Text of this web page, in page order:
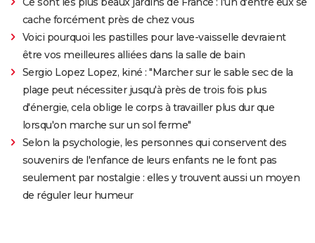
cache forcément près de chez vous
Voici pourquoi les pastilles pour lave-vaisselle devraient
être vos meilleures alliées dans la salle de bain
Sergio Lopez Lopez, kiné : "Marcher sur le sable sec de la
plage peut nécessiter jusqu'à près de trois fois plus
d'énergie, cela oblige le corps à travailler plus dur que
lorsqu'on marche sur un sol ferme"
Selon la psychologie, les personnes qui conservent des
souvenirs de l'enfance de leurs enfants ne le font pas
seulement par nostalgie : elles y trouvent aussi un moyen
de réguler leur humeur